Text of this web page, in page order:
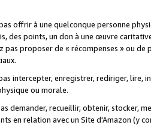
offrir à une quelconque personne
des points, un don à une œuvre
pas proposer de « récompenses » ou
intercepter, enregistrer, rediriger,
ou morale.
demander, recueillir, obtenir, stocker,
en relation avec un Site d'Amazon (y